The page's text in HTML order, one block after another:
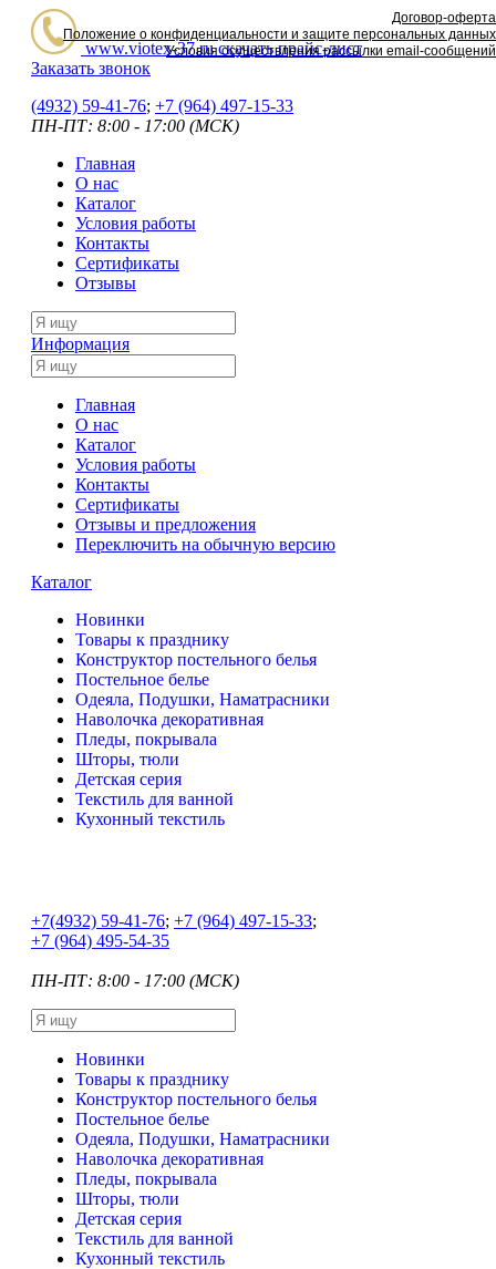
www.viotex-37.ruскачать прайс-лист
Заказать звонок
(4932) 59-41-76; +7 (964) 497-15-33
ПН-ПТ: 8:00 - 17:00 (МСК)
Главная
О нас
Каталог
Условия работы
Контакты
Сертификаты
Отзывы
Информация
Главная
О нас
Каталог
Условия работы
Контакты
Сертификаты
Отзывы и предложения
Переключить на обычную версию
Каталог
Новинки
Товары к празднику
Конструктор постельного белья
Постельное белье
Одеяла, Подушки, Наматрасники
Наволочка декоративная
Пледы, покрывала
Шторы, тюли
Детская серия
Текстиль для ванной
Кухонный текстиль
+7(4932) 59-41-76; +7 (964) 497-15-33;
+7 (964) 495-54-35
ПН-ПТ: 8:00 - 17:00 (МСК)
Новинки
Товары к празднику
Конструктор постельного белья
Постельное белье
Одеяла, Подушки, Наматрасники
Наволочка декоративная
Пледы, покрывала
Шторы, тюли
Детская серия
Текстиль для ванной
Кухонный текстиль
Договор-оферта
Положение о конфиденциальности и защите персональных данных
Условия осуществления рассылки email-сообщений